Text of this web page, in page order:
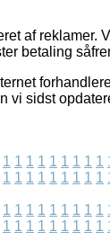
af reklamer.
betaling
vi sidst
1 1 1 1 1 1 1 1 1
1 1 1 1 1 1 1 1 1
1 1 1 1 1 1 1 1 1
1 1 1 1 1 1 1 1 1